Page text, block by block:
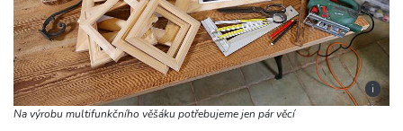
i
Na výrobu multifunkčního věšáku potřebujeme jen pár věcí